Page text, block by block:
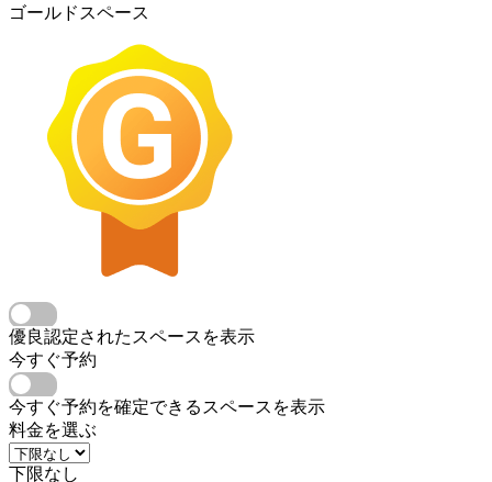
ゴールドスペース
優良認定されたスペースを表示
今すぐ予約
今すぐ予約を確定できるスペースを表示
料金を選ぶ
下限なし